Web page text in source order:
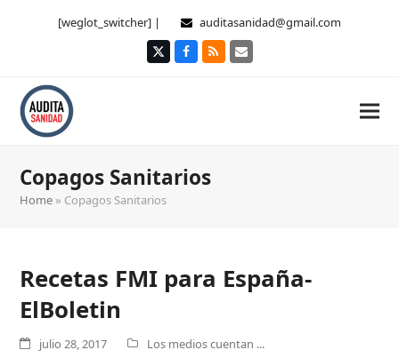
[weglot_switcher] | auditasanidad@gmail.com
TwitterFacebook
RSS Correo
Copagos Sanitarios
Home » Copagos Sanitarios
Recetas FMI para España-
ElBoletin
julio 28, 2017 Los medios cuentan ...